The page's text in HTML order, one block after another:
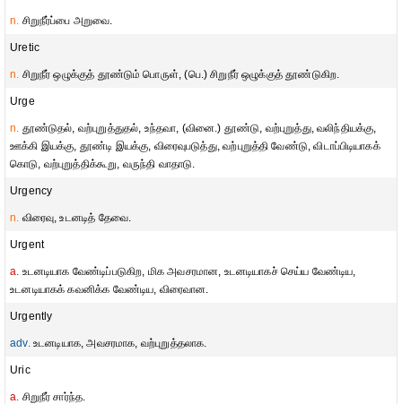
n. சிறுநீர்ப்பை அறுவை.
Uretic
n. சிறுநீர் ஒழுக்குத் தூண்டும் பொருள், (பெ.) சிறுநீர் ஒழுக்குத் தூண்டுகிற.
Urge
n. தூண்டுதல், வற்புறுத்துதல், உந்தவா, (வினை.) தூண்டு, வற்புறுத்து, வலிந்தியக்கு,
ஊக்கி இயக்கு, தூண்டி இயக்கு, விரைவுபடுத்து, வற்புறுத்தி வேண்டு, விடாப்பிடியாகக்
கொடு, வற்புறுத்திக்கூறு, வருந்தி வாதாடு.
Urgency
n. விரைவு, உடனடித் தேவை.
Urgent
a. உடனடியாக வேண்டிப்படுகிற, மிக அவசரமான, உடனடியாகச் செய்ய வேண்டிய,
உடனடியாகக் கவனிக்க வேண்டிய, விரைவான.
Urgently
adv.உடனடியாக, அவசரமாக, வற்புறுத்தலாக.
Uric
a. சிறுநீர் சார்ந்த.